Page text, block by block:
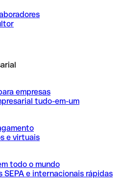
empresas
tudo-em-um
e virtuais
todo o mundo
SEPA e internacionais rápidas